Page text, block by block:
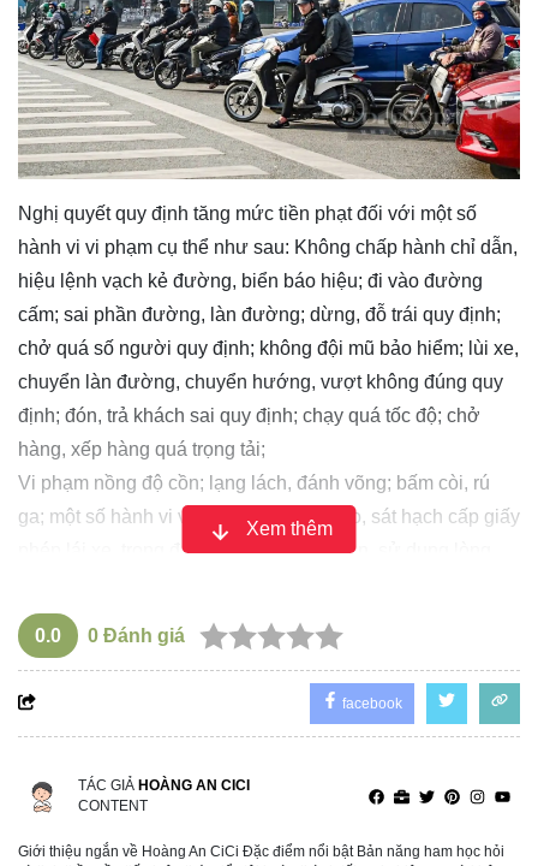
Nghị quyết quy định tăng mức tiền phạt đối với một số
hành vi vi phạm cụ thể như sau: Không chấp hành chỉ dẫn,
hiệu lệnh vạch kẻ đường, biển báo hiệu; đi vào đường
cấm; sai phần đường, làn đường; dừng, đỗ trái quy định;
chở quá số người quy định; không đội mũ bảo hiểm; lùi xe,
chuyển làn đường, chuyển hướng, vượt không đúng quy
định; đón, trả khách sai quy định; chạy quá tốc độ; chở
hàng, xếp hàng quá trọng tải;
Vi phạm nồng độ cồn; lạng lách, đánh võng; bấm còi, rú
ga; một số hành vi vi phạm trong đào tạo, sát hạch cấp giấy
phép lái xe, trong đăng kiểm phương tiện, sử dụng lòng
Đặc biệt, nội dung trong dự thảo đề xuất xử phạt đối với
với các lỗi vi phạm của cá nhân, tổ chức với số tiền
"khủng", từ 100 đến 120 triệu đồng. UBND TP.Hà Nội cho
kết cấu hạ tầng giao thông".
Chi tiết đề xuất tăng mức phạt hành vi vi phạm giao
thông tại Hà Nội:
Xem thêm
0.0 0 Đánh giá
facebook
TÁC GIẢ HOÀNG AN CICI
CONTENT
Giới thiệu ngắn về Hoàng An CiCi Đặc điểm nổi bật Bản năng ham học hỏi